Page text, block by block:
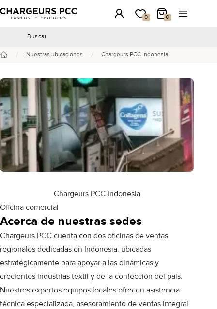
Chargeurs PCC Conexión
0
Mi lista de deseos
0
Mi carritoAbrir el
Buscar
/ Nuestras ubicaciones / Chargeurs PCC Indonesia
Chargeurs PCC Indonesia
Oficina comercial
Acerca de nuestras sedes
Chargeurs PCC cuenta con dos oficinas de ventas
regionales dedicadas en Indonesia, ubicadas
estratégicamente para apoyar a las dinámicas y
crecientes industrias textil y de la confección del país.
Nuestros expertos equipos locales ofrecen asistencia
técnica especializada, asesoramiento de ventas integral